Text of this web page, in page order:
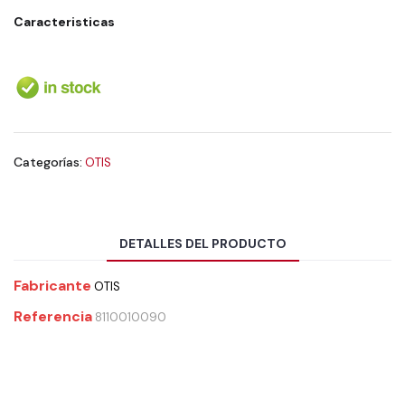
Caracteristicas
Categorías: OTIS
DETALLES DEL PRODUCTO
Fabricante OTIS
Referencia 8110010090